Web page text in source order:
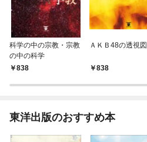
科学の中の宗教・宗教
の中の科学
838
ＡＫＢ48の透視図
838
東洋出版のおすすめ本